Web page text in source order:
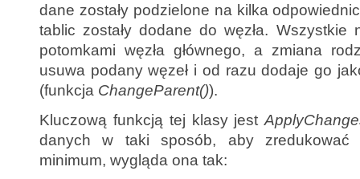
dane zostały podzielone na kilka
tablic zostały dodane do węzła. Wszystkie
potomkami węzła głównego, a zmiana
usuwa podany węzeł i od razu dodaje go
(funkcja ChangeParent()).
Kluczową funkcją tej klasy jest
danych w taki sposób, aby zredukować
minimum, wygląda ona tak: